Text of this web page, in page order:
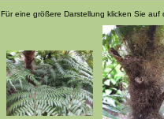
Für eine größere Darstellung klicken Sie auf